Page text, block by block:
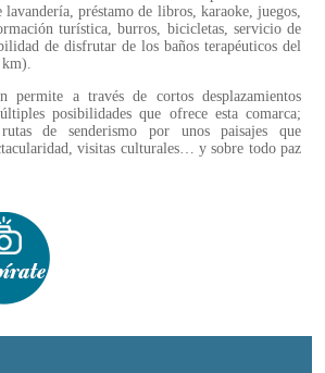
préstamo de libros, karaoke, juegos,
turística, burros, bicicletas, servicio de
de disfrutar de los baños terapéuticos del
km).
permite a través de cortos desplazamientos
posibilidades que ofrece esta comarca;
de senderismo por unos paisajes que
visitas culturales… y sobre todo paz